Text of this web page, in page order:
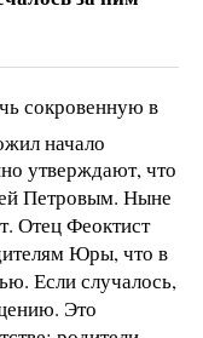
сокровенную в
начало
утверждают, что
Петровым. Ныне
Отец Феоктист
Юры, что в
Если случалось,
Это